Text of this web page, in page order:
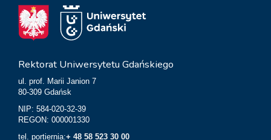
Rektorat Uniwersytetu Gdańskiego
ul. prof. Marii Janion 7
80-309 Gdańsk
NIP: 584-020-32-39
REGON: 000001330
tel. portiernia:+ 48 58 523 30 00